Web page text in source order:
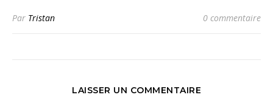
Par Tristan 0 commentaire
LAISSER UN COMMENTAIRE